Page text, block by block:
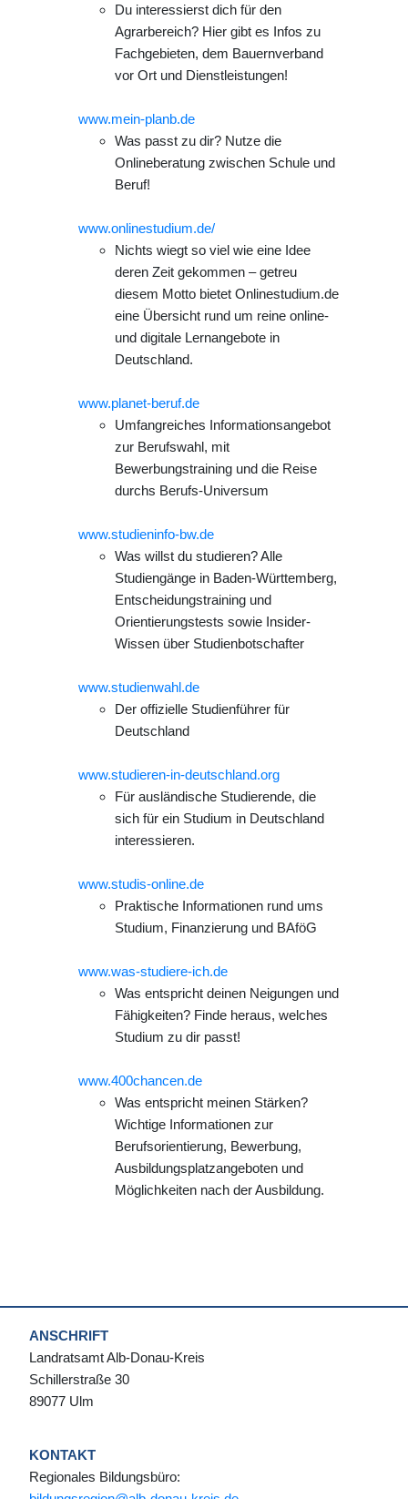
Du interessierst dich für den
Agrarbereich? Hier gibt es Infos zu
Fachgebieten, dem Bauernverband
vor Ort und Dienstleistungen!
www.mein-planb.de
Was passt zu dir? Nutze die
Onlineberatung zwischen Schule und
Beruf!
www.onlinestudium.de/
Nichts wiegt so viel wie eine Idee
deren Zeit gekommen – getreu
diesem Motto bietet Onlinestudium.de
eine Übersicht rund um reine online-
und digitale Lernangebote in
Deutschland.
www.planet-beruf.de
Umfangreiches Informationsangebot
zur Berufswahl, mit
Bewerbungstraining und die Reise
durchs Berufs-Universum
www.studieninfo-bw.de
Was willst du studieren? Alle
Studiengänge in Baden-Württemberg,
Entscheidungstraining und
Orientierungstests sowie Insider-
Wissen über Studienbotschafter
www.studienwahl.de
Der offizielle Studienführer für
Deutschland
www.studieren-in-deutschland.org
Für ausländische Studierende, die
sich für ein Studium in Deutschland
interessieren.
www.studis-online.de
Praktische Informationen rund ums
Studium, Finanzierung und BAföG
www.was-studiere-ich.de
Was entspricht deinen Neigungen und
Fähigkeiten? Finde heraus, welches
Studium zu dir passt!
www.400chancen.de
Was entspricht meinen Stärken?
Wichtige Informationen zur
Berufsorientierung, Bewerbung,
Ausbildungsplatzangeboten und
Möglichkeiten nach der Ausbildung.
ANSCHRIFT
Landratsamt Alb-Donau-Kreis
Schillerstraße 30
89077 Ulm
KONTAKT
Regionales Bildungsbüro: